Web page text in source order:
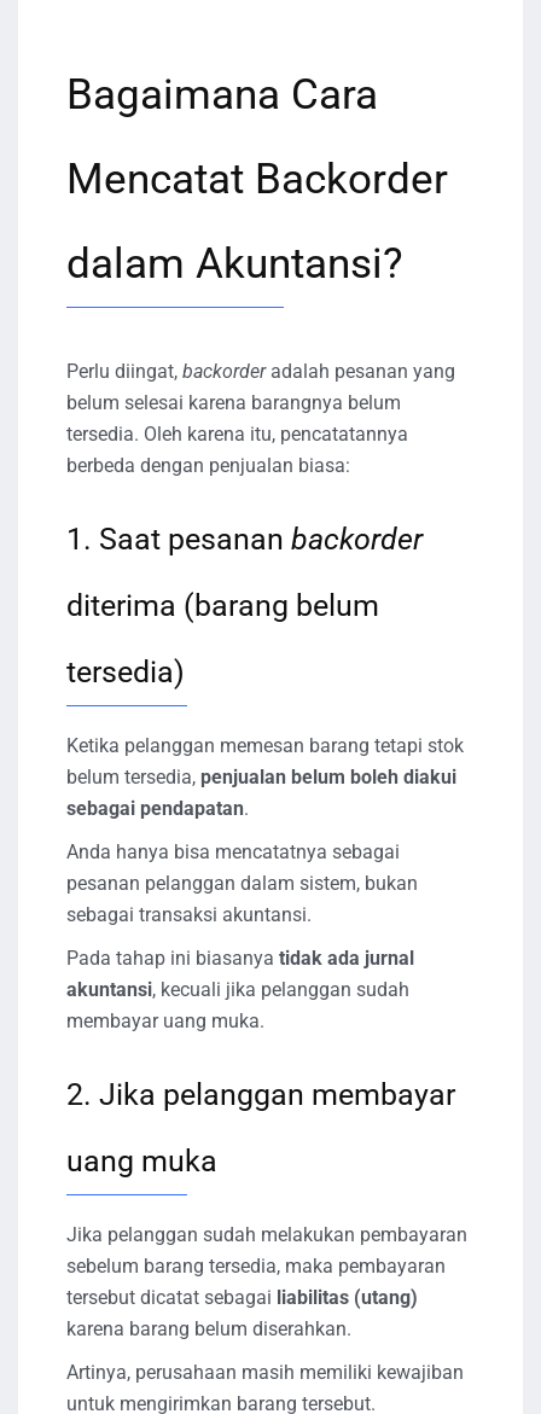
Bagaimana Cara
Mencatat Backorder
dalam Akuntansi?
Perlu diingat, backorderadalah pesanan yang
belum selesai karena barangnya belum
tersedia. Oleh karena itu, pencatatannya
berbeda dengan penjualan biasa:
1. Saat pesanan backorder
diterima (barang belum
tersedia)
Ketika pelanggan memesan barang tetapi stok
belum tersedia, penjualan belum boleh diakui
sebagai pendapatan.
Anda hanya bisa mencatatnya sebagai
pesanan pelanggan dalam sistem, bukan
sebagai transaksi akuntansi.
Pada tahap ini biasanya tidak ada jurnal
akuntansi, kecuali jika pelanggan sudah
membayar uang muka.
2. Jika pelanggan membayar
uang muka
Jika pelanggan sudah melakukan pembayaran
sebelum barang tersedia, maka pembayaran
tersebut dicatat sebagai liabilitas (utang)
karena barang belum diserahkan.
Artinya, perusahaan masih memiliki kewajiban
untuk mengirimkan barang tersebut.